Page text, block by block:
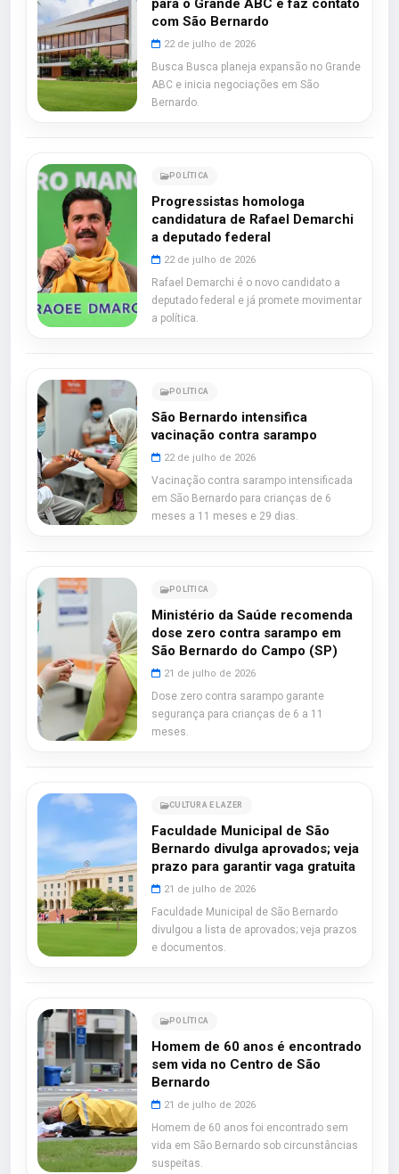
para o Grande ABC e faz contato
com São Bernardo
22 de julho de 2026
Busca Busca planeja expansão no Grande
ABC e inicia negociações em São
Bernardo.
POLÍTICA
Progressistas homologa
candidatura de Rafael Demarchi
a deputado federal
22 de julho de 2026
Rafael Demarchi é o novo candidato a
deputado federal e já promete movimentar
a política.
POLÍTICA
São Bernardo intensifica
vacinação contra sarampo
22 de julho de 2026
Vacinação contra sarampo intensificada
em São Bernardo para crianças de 6
meses a 11 meses e 29 dias.
POLÍTICA
Ministério da Saúde recomenda
dose zero contra sarampo em
São Bernardo do Campo (SP)
21 de julho de 2026
Dose zero contra sarampo garante
segurança para crianças de 6 a 11
meses.
CULTURA E LAZER
Faculdade Municipal de São
Bernardo divulga aprovados; veja
prazo para garantir vaga gratuita
21 de julho de 2026
Faculdade Municipal de São Bernardo
divulgou a lista de aprovados; veja prazos
e documentos.
POLÍTICA
Homem de 60 anos é encontrado
sem vida no Centro de São
Bernardo
21 de julho de 2026
Homem de 60 anos foi encontrado sem
vida em São Bernardo sob circunstâncias
suspeitas.